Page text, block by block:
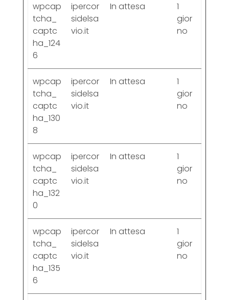
wpcap
tcha_
captc
ha_124
6
ipercor
sidelsa
vio.it
In attesa
1
gior
no
wpcap
tcha_
captc
ha_130
8
ipercor
sidelsa
vio.it
In attesa
1
gior
no
wpcap
tcha_
captc
ha_132
0
ipercor
sidelsa
vio.it
In attesa
1
gior
no
wpcap
tcha_
captc
ha_135
6
ipercor
sidelsa
vio.it
In attesa
1
gior
no